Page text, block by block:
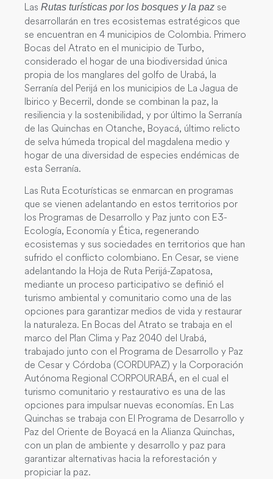
Las Rutas turísticas por los bosques y la paz se
desarrollarán en tres ecosistemas estratégicos que
se encuentran en 4 municipios de Colombia. Primero
Bocas del Atrato en el municipio de Turbo,
considerado el hogar de una biodiversidad única
propia de los manglares del golfo de Urabá, la
Serranía del Perijá en los municipios de La Jagua de
Ibirico y Becerril, donde se combinan la paz, la
resiliencia y la sostenibilidad, y por último la Serranía
de las Quinchas en Otanche, Boyacá, último relicto
de selva húmeda tropical del magdalena medio y
hogar de una diversidad de especies endémicas de
esta Serranía.
Las Ruta Ecoturísticas se enmarcan en programas
que se vienen adelantando en estos territorios por
los Programas de Desarrollo y Paz junto con E3-
Ecología, Economía y Ética, regenerando
ecosistemas y sus sociedades en territorios que han
sufrido el conflicto colombiano. En Cesar, se viene
adelantando la Hoja de Ruta Perijá-Zapatosa,
mediante un proceso participativo se definió el
turismo ambiental y comunitario como una de las
opciones para garantizar medios de vida y restaurar
la naturaleza. En Bocas del Atrato se trabaja en el
marco del Plan Clima y Paz 2040 del Urabá,
trabajado junto con el Programa de Desarrollo y Paz
de Cesar y Córdoba (CORDUPAZ) y la Corporación
Autónoma Regional CORPOURABÁ, en el cual el
turismo comunitario y restaurativo es una de las
opciones para impulsar nuevas economías. En Las
Quinchas se trabaja con El Programa de Desarrollo y
Paz del Oriente de Boyacá en la Alianza Quinchas,
con un plan de ambiente y desarrollo y paz para
garantizar alternativas hacia la reforestación y
propiciar la paz.